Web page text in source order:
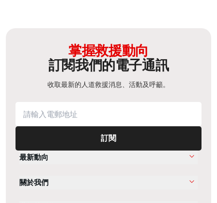
掌握救援動向
訂閱我們的電子通訊
收取最新的人道救援消息、活動及呼籲。
訂閱
最新動向
關於我們